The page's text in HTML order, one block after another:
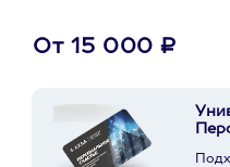
От 15 000 ₽